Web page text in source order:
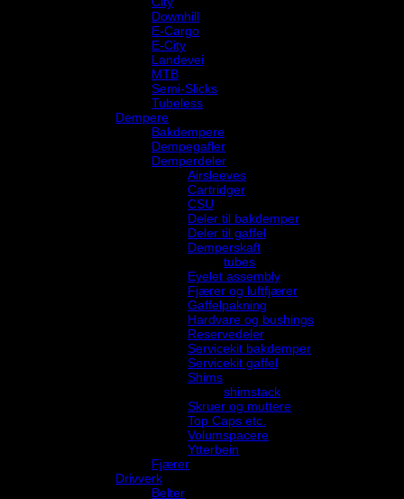
Downhill
E-Cargo
E-City
Landevei
MTB
Semi-Slicks
Tubeless
Dempere
Bakdempere
Dempegafler
Demperdeler
Airsleeves
Cartridger
CSU
Deler til bakdemper
Deler til gaffel
Demperskaft
tubes
Eyelet assembly
Fjærer og luftfjærer
Gaffelpakning
Hardvare og bushings
Reservedeler
Servicekit bakdemper
Servicekit gaffel
Shims
shimstack
Skruer og muttere
Top Caps etc.
Volumspacere
Ytterbein
Fjærer
Drivverk
Belter